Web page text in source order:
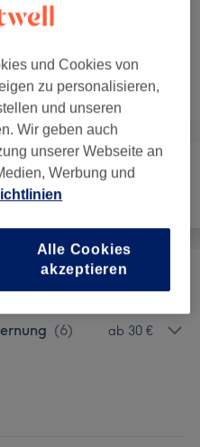
anzeigen...
hast?
(6) ab 30 €
und Cookies von
zu personalisieren,
und unseren
Wir geben auch
unserer Webseite an
Werbung und
Alle Cookies
akzeptieren